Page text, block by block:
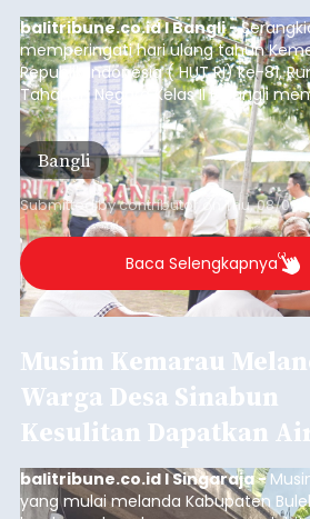
balitribune.co.id I Bangli -
memperingati hari ulang tahun
Republik Indonesia ( HUT RI) ke-81,
Tahanan Negara Kelas II B Bangli
kegiatan pemeriksaan kesehatan
(6/8/2026).
Bangli
Submitted bycontributor Thu, 08/
Baca Selengkapnya
Musim Kemarau
Warga Desa Sinabun
Kesulitan Dapatkan
balitribune.co.id I Singaraja -
yang mulai melanda Kabupaten